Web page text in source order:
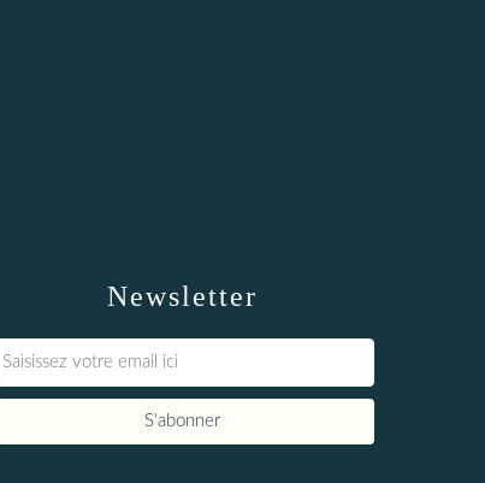
Newsletter